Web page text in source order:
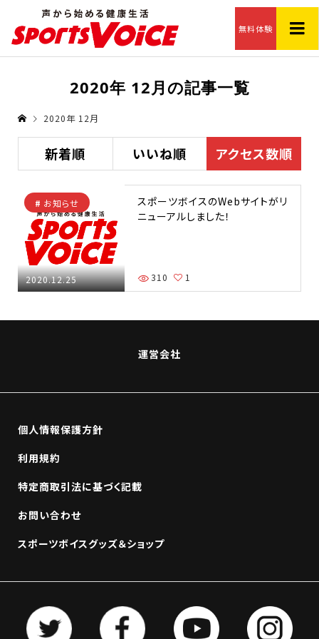
無料体験
2020年 12月の記事一覧
2020年 12月
新着順 いいね順 アクセス数順
2020.12.25
お知らせ
スポーツボイスのWebサイトがリ
ニューアルしました！
310 1
運営会社
個人情報保護方針
利用規約
特定商取引法に基づく記載
お問い合わせ
スポーツボイスグッズ＆ショップ